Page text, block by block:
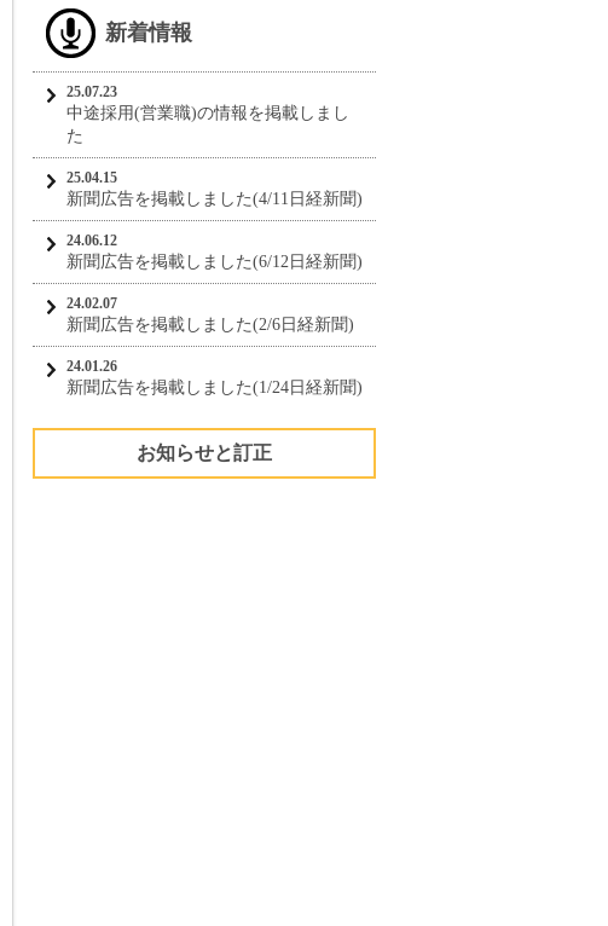
新着情報
25.07.23
中途採用(営業職)の情報を掲載しまし
た
25.04.15
新聞広告を掲載しました(4/11日経新聞)
24.06.12
新聞広告を掲載しました(6/12日経新聞)
24.02.07
新聞広告を掲載しました(2/6日経新聞)
24.01.26
新聞広告を掲載しました(1/24日経新聞)
お知らせと訂正